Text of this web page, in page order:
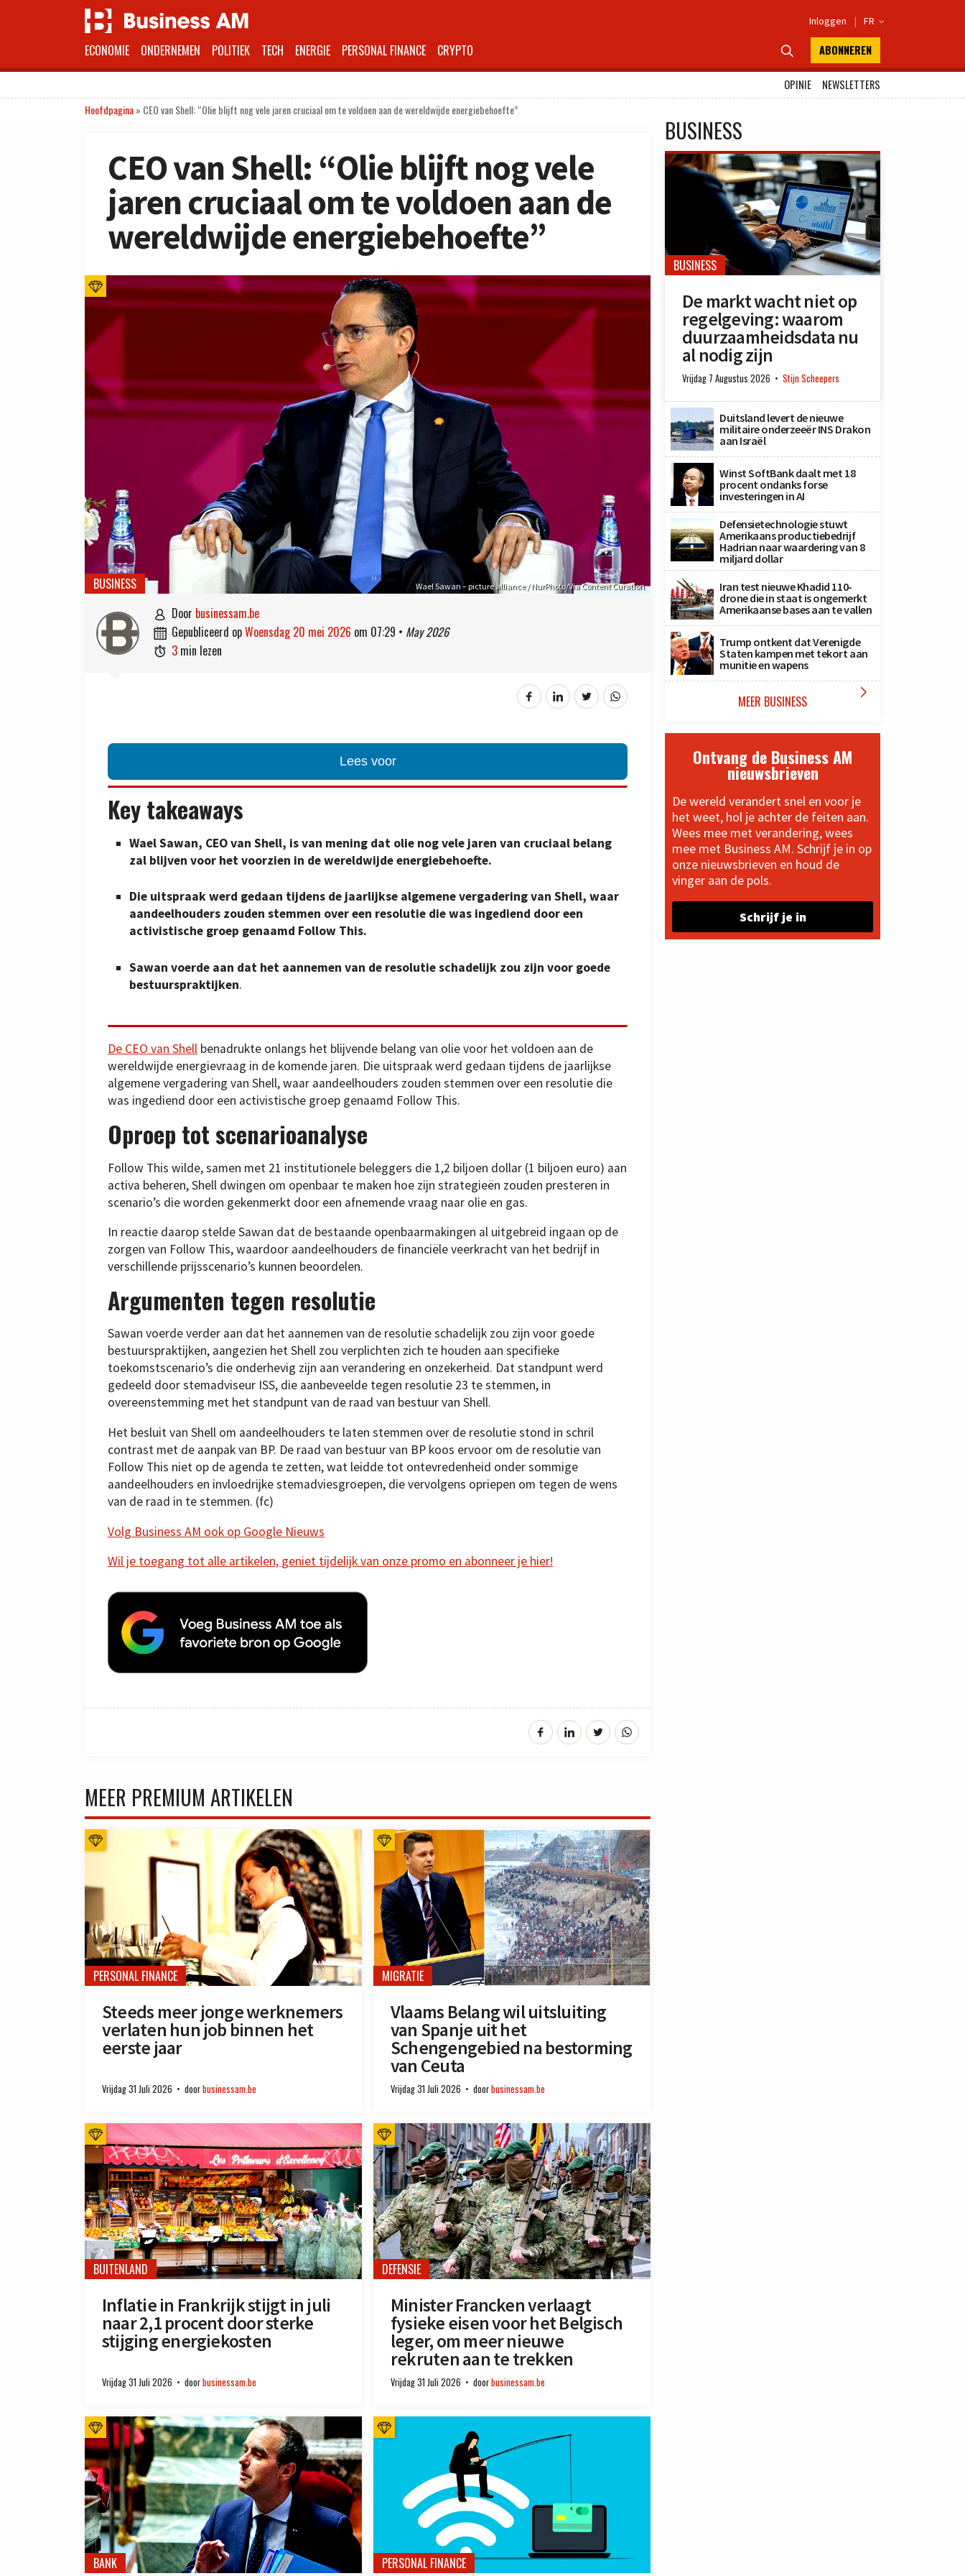
Inloggen | FR 
ECONOMIE ONDERNEMEN POLITIEK TECH ENERGIE PERSONAL FINANCE CRYPTO  ABONNEREN
OPINIE
NEWSLETTERS
Hoofdpagina» CEO van Shell: “Olie blijft nog vele jaren cruciaal om te voldoen aan de wereldwijde energiebehoefte”
CEO van Shell: “Olie blijft nog vele
jaren cruciaal om te voldoen aan de
wereldwijde energiebehoefte”
Wael Sawan – picture alliance / NurPhoto/Via Content Curation
BUSINESS
 door businessam.be
 gepubliceerd op woensdag 20 mei 2026 om 07:29 • May 2026
 3 min lezen
Lees voor
Key takeaways
Wael Sawan, CEO van Shell, is van mening dat olie nog vele jaren van cruciaal belang
zal blijven voor het voorzien in de wereldwijde energiebehoefte.
Die uitspraak werd gedaan tijdens de jaarlijkse algemene vergadering van Shell, waar
aandeelhouders zouden stemmen over een resolutie die was ingediend door een
activistische groep genaamd Follow This.
Sawan voerde aan dat het aannemen van de resolutie schadelijk zou zijn voor goede
bestuurspraktijken.
De CEO van Shell benadrukte onlangs het blijvende belang van olie voor het voldoen aan de
wereldwijde energievraag in de komende jaren. Die uitspraak werd gedaan tijdens de jaarlijkse
algemene vergadering van Shell, waar aandeelhouders zouden stemmen over een resolutie die
was ingediend door een activistische groep genaamd Follow This.
Oproep tot scenarioanalyse
Follow This wilde, samen met 21 institutionele beleggers die 1,2 biljoen dollar (1 biljoen euro) aan
activa beheren, Shell dwingen om openbaar te maken hoe zijn strategieën zouden presteren in
scenario’s die worden gekenmerkt door een afnemende vraag naar olie en gas.
In reactie daarop stelde Sawan dat de bestaande openbaarmakingen al uitgebreid ingaan op de
zorgen van Follow This, waardoor aandeelhouders de financiële veerkracht van het bedrijf in
verschillende prijsscenario’s kunnen beoordelen.
Argumenten tegen resolutie
Sawan voerde verder aan dat het aannemen van de resolutie schadelijk zou zijn voor goede
bestuurspraktijken, aangezien het Shell zou verplichten zich te houden aan specifieke
toekomstscenario’s die onderhevig zijn aan verandering en onzekerheid. Dat standpunt werd
gedeeld door stemadviseur ISS, die aanbeveelde tegen resolutie 23 te stemmen, in
overeenstemming met het standpunt van de raad van bestuur van Shell.
Het besluit van Shell om aandeelhouders te laten stemmen over de resolutie stond in schril
contrast met de aanpak van BP. De raad van bestuur van BP koos ervoor om de resolutie van
Follow This niet op de agenda te zetten, wat leidde tot ontevredenheid onder sommige
aandeelhouders en invloedrijke stemadviesgroepen, die vervolgens opriepen om tegen de wens
van de raad in te stemmen. (fc)
Volg Business AM ook op Google Nieuws
Wil je toegang tot alle artikelen, geniet tijdelijk van onze promo en abonneer je hier!
MEER PREMIUM ARTIKELEN
PERSONAL FINANCE
Steeds meer jonge werknemers
verlaten hun job binnen het
eerste jaar
Vrijdag 31 Juli 2026 doorbusinessam.be
MIGRATIE
Vlaams Belang wil uitsluiting
van Spanje uit het
Schengengebied na bestorming
van Ceuta
Vrijdag 31 Juli 2026 doorbusinessam.be
BUITENLAND
Inflatie in Frankrijk stijgt in juli
naar 2,1 procent door sterke
stijging energiekosten
Vrijdag 31 Juli 2026 doorbusinessam.be
DEFENSIE
Minister Francken verlaagt
fysieke eisen voor het Belgisch
leger, om meer nieuwe
rekruten aan te trekken
Vrijdag 31 Juli 2026 doorbusinessam.be
BANK PERSONAL FINANCE
BUSINESS
BUSINESS
De markt wacht niet op
regelgeving: waarom
duurzaamheidsdata nu
al nodig zijn
Vrijdag 7 Augustus 2026 Stijn Scheepers
Duitsland levert de nieuwe
militaire onderzeeër INS Drakon
aan Israël
Winst SoftBank daalt met 18
procent ondanks forse
investeringen in AI
Defensietechnologie stuwt
Amerikaans productiebedrijf
Hadrian naar waardering van 8
miljard dollar
Iran test nieuwe Khadid 110-
drone die in staat is ongemerkt
Amerikaanse bases aan te vallen
Trump ontkent dat Verenigde
Staten kampen met tekort aan
munitie en wapens
MEER BUSINESS 
Ontvang de Business AM
nieuwsbrieven
De wereld verandert snel en voor je
het weet, hol je achter de feiten aan.
Wees mee met verandering, wees
mee met Business AM. Schrijf je in op
onze nieuwsbrieven en houd de
vinger aan de pols.
Schrijf je in